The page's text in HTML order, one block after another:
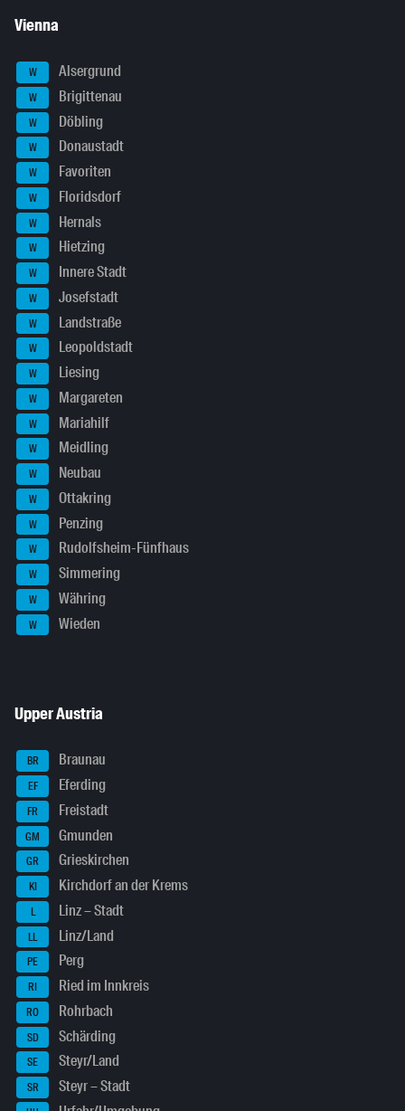
Vienna
W Alsergrund
W Brigittenau
W Döbling
W Donaustadt
W Favoriten
W Floridsdorf
W Hernals
W Hietzing
W Innere Stadt
W Josefstadt
W Landstraße
W Leopoldstadt
W Liesing
W Margareten
W Mariahilf
W Meidling
W Neubau
W Ottakring
W Penzing
W Rudolfsheim-Fünfhaus
W Simmering
W Währing
W Wieden
Upper Austria
BR Braunau
EF Eferding
FR Freistadt
GM Gmunden
GR Grieskirchen
KI Kirchdorf an der Krems
L Linz – Stadt
LL Linz/Land
PE Perg
RI Ried im Innkreis
RO Rohrbach
SD Schärding
SE Steyr/Land
SR Steyr – Stadt